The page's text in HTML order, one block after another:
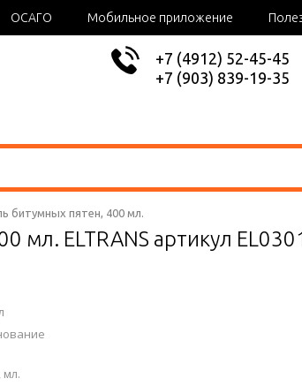
ОСАГО Мобильное приложение
+7 (4912) 52-45-45
+7 (903) 839-19-35
битумных пятен, 400 мл.
мл. ELTRANS артикул